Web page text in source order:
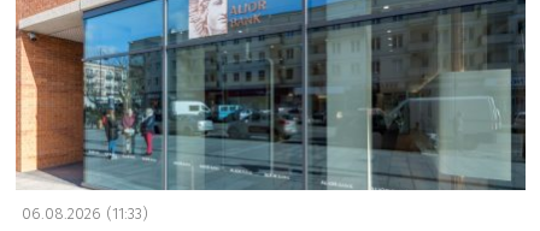
06.08.2026 (11:33)